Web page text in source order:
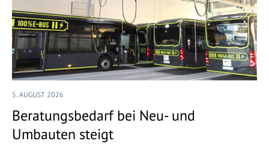
5. AUGUST 2026
Beratungsbedarf bei Neu- und
Umbauten steigt